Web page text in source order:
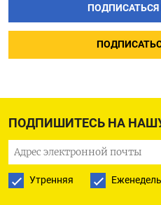
ПОДПИШИТЕСЬ НА
Утренняя
ПОДПИСАТЬСЯ
Военные
подверглись